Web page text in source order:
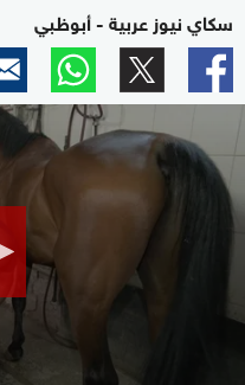
سكاي نيوز عربية - أبوظبي